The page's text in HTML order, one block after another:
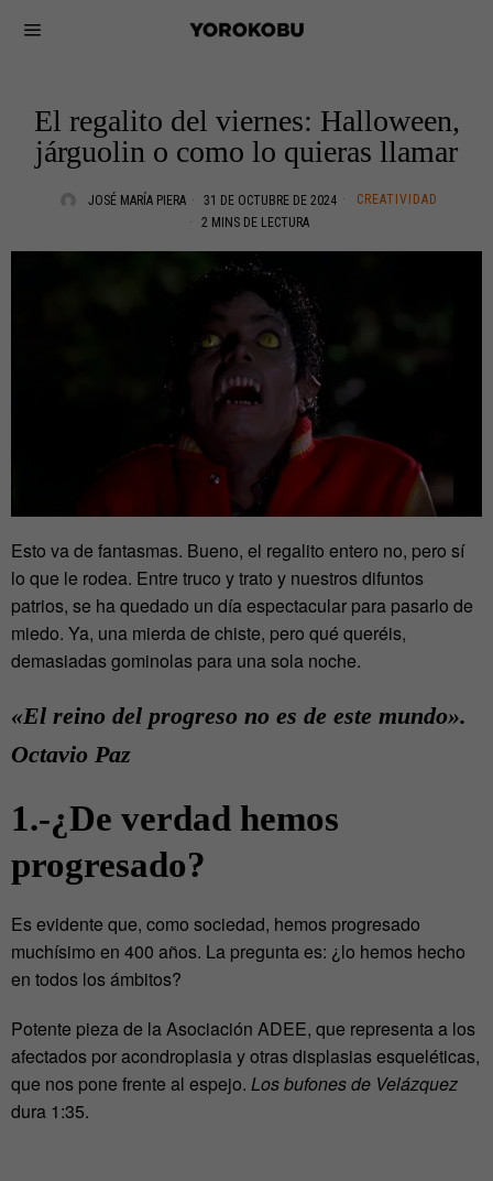
El regalito del viernes: Halloween,
járguolin o como lo quieras llamar
JOSÉ MARÍA PIERA 31 DE OCTUBRE DE 2024
CREATIVIDAD
2 MINS DE LECTURA
Esto va de fantasmas. Bueno, el regalito entero no, pero sí
lo que le rodea. Entre truco y trato y nuestros difuntos
patrios, se ha quedado un día espectacular para pasarlo de
miedo. Ya, una mierda de chiste, pero qué queréis,
demasiadas gominolas para una sola noche.
«El reino del progreso no es de este mundo».
Octavio Paz
1.-¿De verdad hemos
progresado?
Es evidente que, como sociedad, hemos progresado
muchísimo en 400 años. La pregunta es: ¿lo hemos hecho
en todos los ámbitos?
Potente pieza de la Asociación ADEE, que representa a los
afectados por acondroplasia y otras displasias esqueléticas,
que nos pone frente al espejo. Los bufones de Velázquez
dura 1:35.